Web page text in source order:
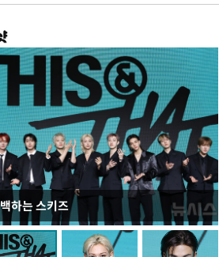
하는 스키즈
번주 국회에는 무슨 일이? [뉴시스국회토pic]